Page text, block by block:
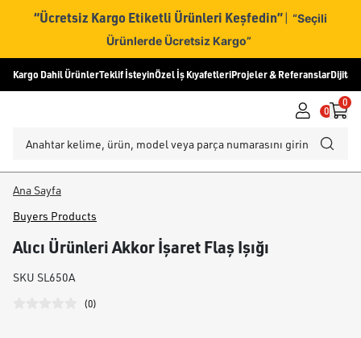
“Ücretsiz Kargo Etiketli Ürünleri Keşfedin” | “Seçili
Ürünlerde Ücretsiz Kargo”
Kargo Dahil ÜrünlerTeklif İsteyinÖzel İş KıyafetleriProjeler & ReferanslarDijital
0
0
Ana Sayfa
Buyers Products
Alıcı Ürünleri Akkor İşaret Flaş Işığı
SKU SL650A
(0)